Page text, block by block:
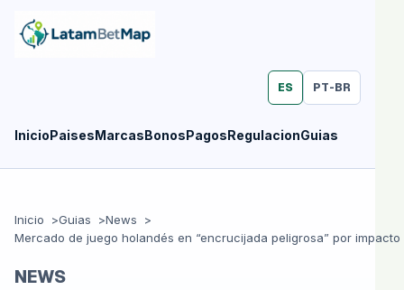
InicioPaisesMarcasBonosPagosRegulacionGuias
ES PT-BR
Inicio Guias News
NEWS